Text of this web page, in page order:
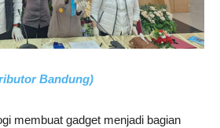
Bandung)
membuat gadget menjadi bagian